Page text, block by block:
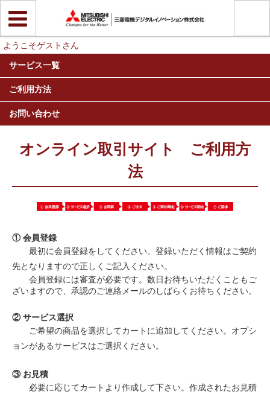
ようこそゲストさん
サービス一覧
ご利用方法
お問い合わせ
オンライン取引サイト ご利用方
法
① 会員登録
最初に会員登録をしてください。登録いただく情報はご契約
先となりますので正しくご記入ください。
会員登録には審査が必要です。数日お待ちいただくこともご
ざいますので、承認のご連絡メールのしばらくお待ちください。
② サービス選択
ご希望の商品を選択してカートに追加してください。オプシ
ョンがあるサービスはご選択ください。
③ お見積
必要に応じてカートより作成して下さい。作成されたお見積